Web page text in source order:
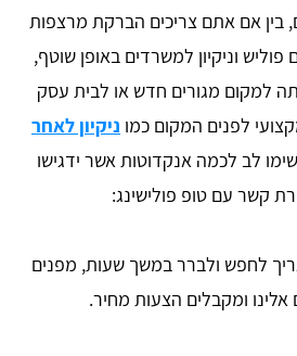
בין אם אתם צריכים הברקת מרצפות
וניקיון למשרדים באופן שוטף,
למקום מגורים חדש או לבית עסק
לפנים המקום כמו ניקיון לאחר
לב לכמה אנקדוטות אשר ידגישו
קשר עם טופ פולישינג:
לחפש ולברר במשך שעות, מפנים
ומקבלים הצעות מחיר.